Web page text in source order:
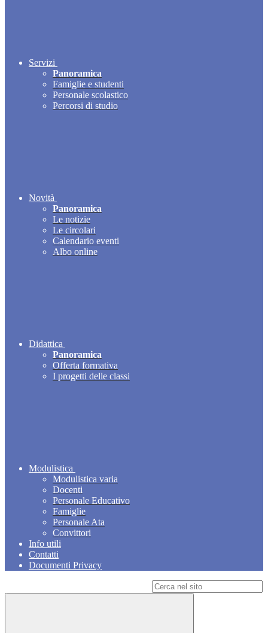
Servizi
Panoramica
Famiglie e studenti
Personale scolastico
Percorsi di studio
Novità
Panoramica
Le notizie
Le circolari
Calendario eventi
Albo online
Didattica
Panoramica
Offerta formativa
I progetti delle classi
Modulistica
Modulistica varia
Docenti
Personale Educativo
Famiglie
Personale Ata
Convittori
Info utili
Contatti
Documenti Privacy